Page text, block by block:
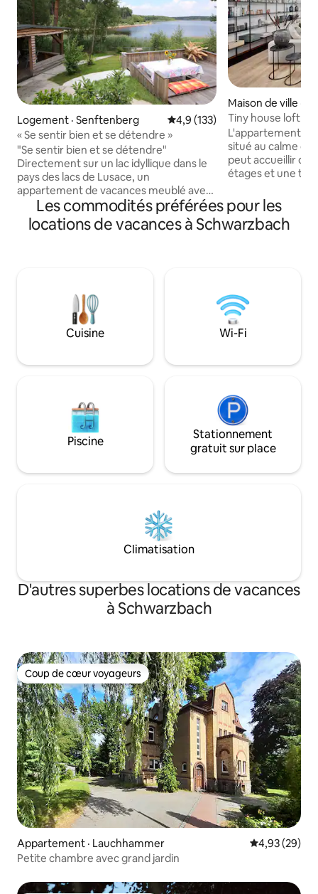
Logement · Senftenberg Note moyenne de 4,9 sur 5,
4,9 (133)
« Se sentir bien et se détendre »
"Se sentir bien et se détendre"
Directement sur un lac idyllique dans le
pays des lacs de Lusace, un
appartement de vacances meublé avec
amour vous attend. Nous vous offrons la
possibilité de profiter ensemble d'un
séjour inoubliable et détendu à deux, en
bain séparée avec douche et WC à
l'étage - Jardin d'hiver avec une vue
panoramique - pavillon en bois couvert -
possible jusqu'à 8 personnes
Maison de ville ·
Tiny house loft 2j
L'appartement de
situé au calme
peut accueillir
étages et une
vous pourrez
détente seul ou à
souhaitez vous
l'appartement de
points avec une
panoramique.
Les commodités préférées pour les
locations de vacances à Schwarzbach
Cuisine Wi-Fi
Piscine
Stationnement
gratuit sur place
Climatisation
D'autres superbes locations de vacances
à Schwarzbach
Coup de cœur voyageurs
Coup de cœur voyageurs
Appartement · Lauchhammer Note
4,93 (29)
Petite chambre avec grand jardin